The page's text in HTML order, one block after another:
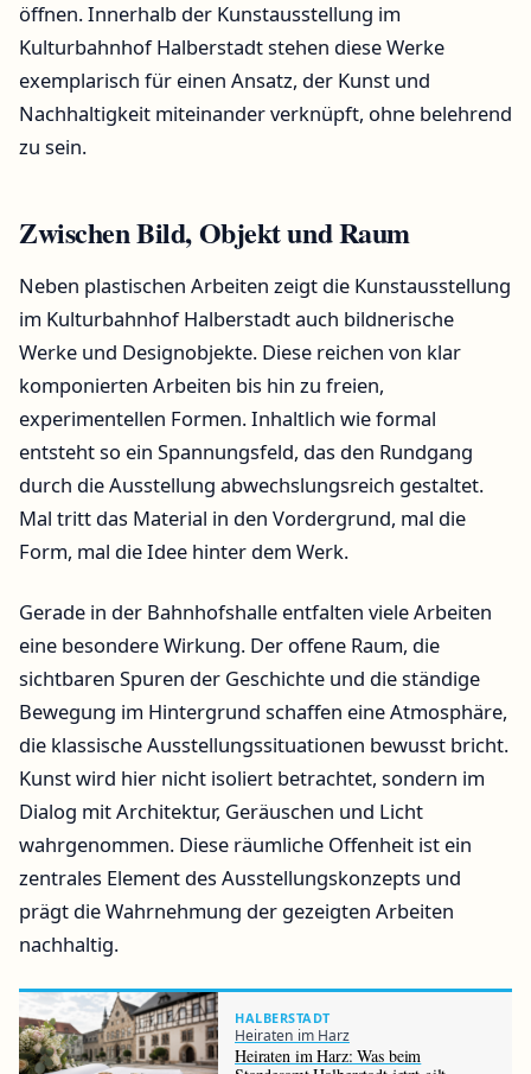
öffnen. Innerhalb der Kunstausstellung im
Kulturbahnhof Halberstadt stehen diese Werke
exemplarisch für einen Ansatz, der Kunst und
Nachhaltigkeit miteinander verknüpft, ohne belehrend
zu sein.
Zwischen Bild, Objekt und Raum
Neben plastischen Arbeiten zeigt die Kunstausstellung
im Kulturbahnhof Halberstadt auch bildnerische
Werke und Designobjekte. Diese reichen von klar
komponierten Arbeiten bis hin zu freien,
experimentellen Formen. Inhaltlich wie formal
entsteht so ein Spannungsfeld, das den Rundgang
durch die Ausstellung abwechslungsreich gestaltet.
Mal tritt das Material in den Vordergrund, mal die
Form, mal die Idee hinter dem Werk.
Gerade in der Bahnhofshalle entfalten viele Arbeiten
eine besondere Wirkung. Der offene Raum, die
sichtbaren Spuren der Geschichte und die ständige
Bewegung im Hintergrund schaffen eine Atmosphäre,
die klassische Ausstellungssituationen bewusst bricht.
Kunst wird hier nicht isoliert betrachtet, sondern im
Dialog mit Architektur, Geräuschen und Licht
wahrgenommen. Diese räumliche Offenheit ist ein
zentrales Element des Ausstellungskonzepts und
prägt die Wahrnehmung der gezeigten Arbeiten
nachhaltig.
HALBERSTADT
Heiraten im Harz
Heiraten im Harz: Was beim